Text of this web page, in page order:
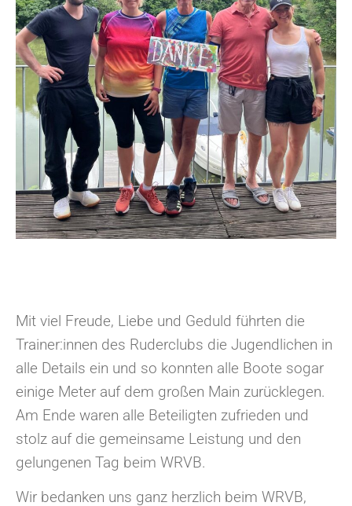
Mit viel Freude, Liebe und Geduld führten die
Trainer:innen des Ruderclubs die Jugendlichen in
alle Details ein und so konnten alle Boote sogar
einige Meter auf dem großen Main zurücklegen.
Am Ende waren alle Beteiligten zufrieden und
stolz auf die gemeinsame Leistung und den
gelungenen Tag beim WRVB.
Wir bedanken uns ganz herzlich beim WRVB,